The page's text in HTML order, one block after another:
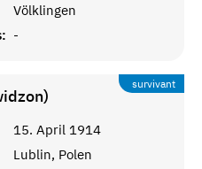
Völklingen
-
survivant
15. April 1914
Lublin, Polen